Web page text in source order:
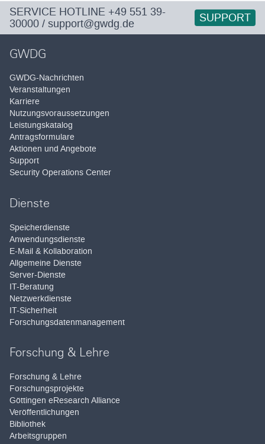
SERVICE HOTLINE +49 551 39-
30000 / support@gwdg.de SUPPORT
GWDG
GWDG-Nachrichten
Veranstaltungen
Karriere
Nutzungsvoraussetzungen
Leistungskatalog
Antragsformulare
Aktionen und Angebote
Support
Security Operations Center
Dienste
Speicherdienste
Anwendungsdienste
E-Mail & Kollaboration
Allgemeine Dienste
Server-Dienste
IT-Beratung
Netzwerkdienste
IT-Sicherheit
Forschungsdatenmanagement
Forschung & Lehre
Forschung & Lehre
Forschungsprojekte
Göttingen eResearch Alliance
Veröffentlichungen
Bibliothek
Arbeitsgruppen